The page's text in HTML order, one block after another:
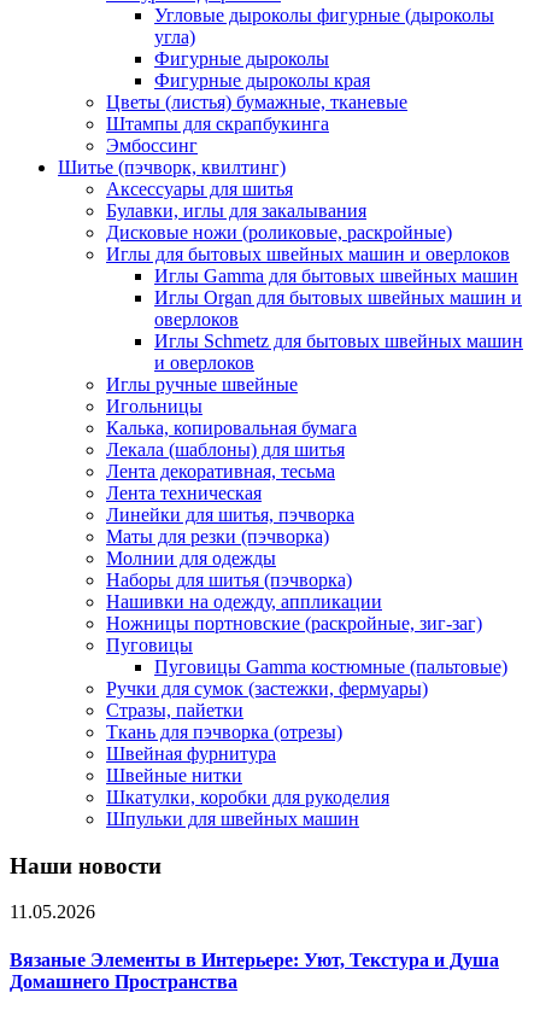
Угловые дыроколы фигурные (дыроколы
угла)
Фигурные дыроколы
Фигурные дыроколы края
Цветы (листья) бумажные, тканевые
Штампы для скрапбукинга
Эмбоссинг
Шитье (пэчворк, квилтинг)
Аксессуары для шитья
Булавки, иглы для закалывания
Дисковые ножи (роликовые, раскройные)
Иглы для бытовых швейных машин и оверлоков
Иглы Gamma для бытовых швейных машин
Иглы Organ для бытовых швейных машин и
оверлоков
Иглы Schmetz для бытовых швейных машин
и оверлоков
Иглы ручные швейные
Игольницы
Калька, копировальная бумага
Лекала (шаблоны) для шитья
Лента декоративная, тесьма
Лента техническая
Линейки для шитья, пэчворка
Маты для резки (пэчворка)
Молнии для одежды
Наборы для шитья (пэчворка)
Нашивки на одежду, аппликации
Ножницы портновские (раскройные, зиг-заг)
Пуговицы
Пуговицы Gamma костюмные (пальтовые)
Ручки для сумок (застежки, фермуары)
Стразы, пайетки
Ткань для пэчворка (отрезы)
Швейная фурнитура
Швейные нитки
Шкатулки, коробки для рукоделия
Шпульки для швейных машин
Наши новости
11.05.2026
Вязаные Элементы в Интерьере: Уют, Текстура и Душа
Домашнего Пространства